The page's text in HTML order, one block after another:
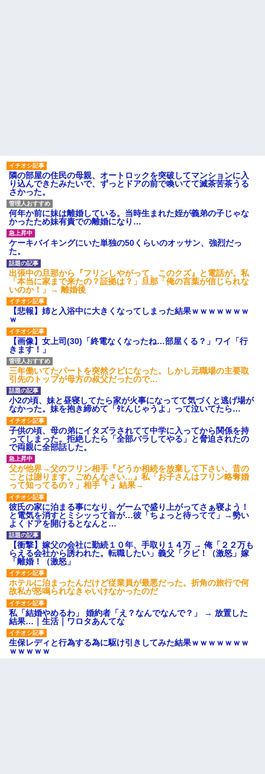
果・・・
私「初めて飲む味だけどなん
のお茶？」彼「ちっ！」私「」
【GIF】JSのカンチョーワロ
タ
後続車にクラクションを鳴ら
され彼氏が逆切れ。「何クラク
ション鳴らしてんだ！降りてこ
いよ！」と怒鳴りだし...
【衝撃】報酬100万円超の治験
募集がこちらｗｗｗｗｗ(※画像
あり)
【ネット騒然】惨殺されたタ
ワマン頂き女子のこの動画、す
げえええええｗｗｗｗｗｗｗｗ
ｗｗｗ
【愕然】白のクラウン俺氏、
高速道路左車線を制限速度で走
った結果wwwwwwwwwwww
百年の恋12-899 食べた量を
張り合ってくる
【悲報】佐藤輝明・・・２軍
でも盛大にやらかす←あまり悲
しませないでくれ
隣の部屋の住民の母親、オートロックを突破してマンションに入
り込んできたみたいで、ずっとドアの前で喚いてて滅茶苦茶うる
さかった。
何年か前に妹は離婚している。当時生まれた姪が義弟の子じゃな
かったため妹有責での離婚になり…
ケーキバイキングにいた単独の50くらいのオッサン、強烈だっ
た。
出張中の旦那から『フリンしやがって、このクズ』と電話が。私
「本当に家まで来たの？証拠は？」旦那「俺の言葉が信じられな
いのか！」→ 離婚後
【悲報】姉と入浴中に大きくなってしまった結果ｗｗｗｗｗｗｗ
ｗ
【画像】女上司(30)「終電なくなったね…部屋くる？」ワイ「行
きます！」
三年働いてたパートを突然クビになった。しかし元職場の主要取
引先のトップが母方の叔父だったので…
小2の頃、妹と昼寝してたら家が火事になってて気づくと逃げ場が
なかった。妹を抱き締めて「ﾀﾋんじゃうよ」って泣いてたら…
子供の頃、母の弟にイタズラされてて中学に入ってから関係を持
ってしまった。拒絶したら「全部バラしてやる」と脅迫されたの
で両親に全部話した。
父が他界→父のフリン相手『どうか相続を放棄して下さい、昔の
ことは謝ります。ごめんなさい…』私「お子さんはフリン略奪婚
って知ってるの？」相手『 』結果→
彼氏の家に泊まる事になり、ゲームで盛り上がってさぁ寝よう！
と電気を消すとミシッって音が…彼「ちょっと待ってて」→勢い
よくドアを開けるとなんと…
【衝撃】嫁父の会社に勤続１０年、手取り１４万 → 俺「２２万も
らえる会社から誘われた。転職したい」義父「クビ！（激怒」嫁
「離婚！（激怒」
ホテルに泊まったんだけど従業員が最悪だった。折角の旅行で何
故私が怒鳴られなきゃいけなかったのだ
私「結婚やめるわ」 婚約者「え？なんでなんで？」 → 放置した
結果…｜生活｜ワロタあんてな
生保レディと行為する為に駆け引きしてみた結果ｗｗｗｗｗｗｗ
ｗｗｗｗｗ